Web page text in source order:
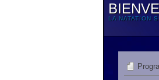
LA NATATION